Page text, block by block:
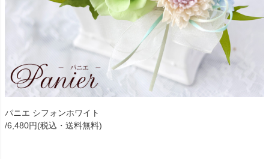
パニエ シフォンホワイト
/6,480円(税込・送料無料)